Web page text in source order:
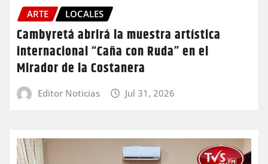
ARTE LOCALES
Cambyretá abrirá la muestra artística
internacional “Caña con Ruda” en el
Mirador de la Costanera
Editor Noticias Jul 31, 2026